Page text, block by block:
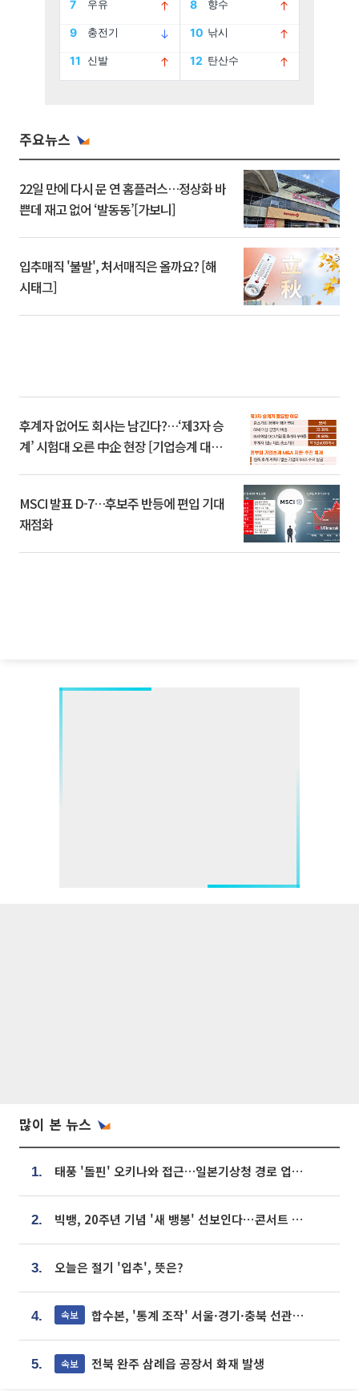
주요뉴스
22일 만에 다시 문 연 홈플러스…정상화 바
쁜데 재고 없어 ‘발동동’[가보니]
입추매직 '불발', 처서매직은 올까요? [해
시태그]
후계자 없어도 회사는 남긴다?…‘제3자 승
계’ 시험대 오른 中企 현장 [기업승계 대전
MSCI 발표 D-7…후보주 반등에 편입 기대
재점화
많이 본 뉴스
1. 태풍 '돌핀' 오키나와 접근…일본기상청 경로 업데이트
2. 빅뱅, 20주년 기념 '새 뱅봉' 선보인다⋯콘서트 앞두고 팝업 개최
3. 오늘은 절기 '입추', 뜻은?
4. 속보 합수본, '통계 조작' 서울·경기·충북 선관위 등 추가 압수수색
5. 속보 전북 완주 삼례읍 공장서 화재 발생